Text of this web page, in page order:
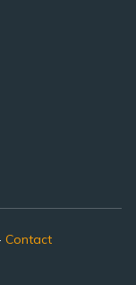
Contact